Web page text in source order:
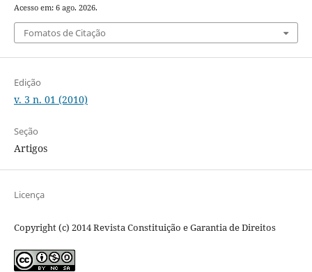
Acesso em: 6 ago. 2026.
Fomatos de Citação
Edição
v. 3 n. 01 (2010)
Seção
Artigos
Licença
Copyright (c) 2014 Revista Constituição e Garantia de Direitos